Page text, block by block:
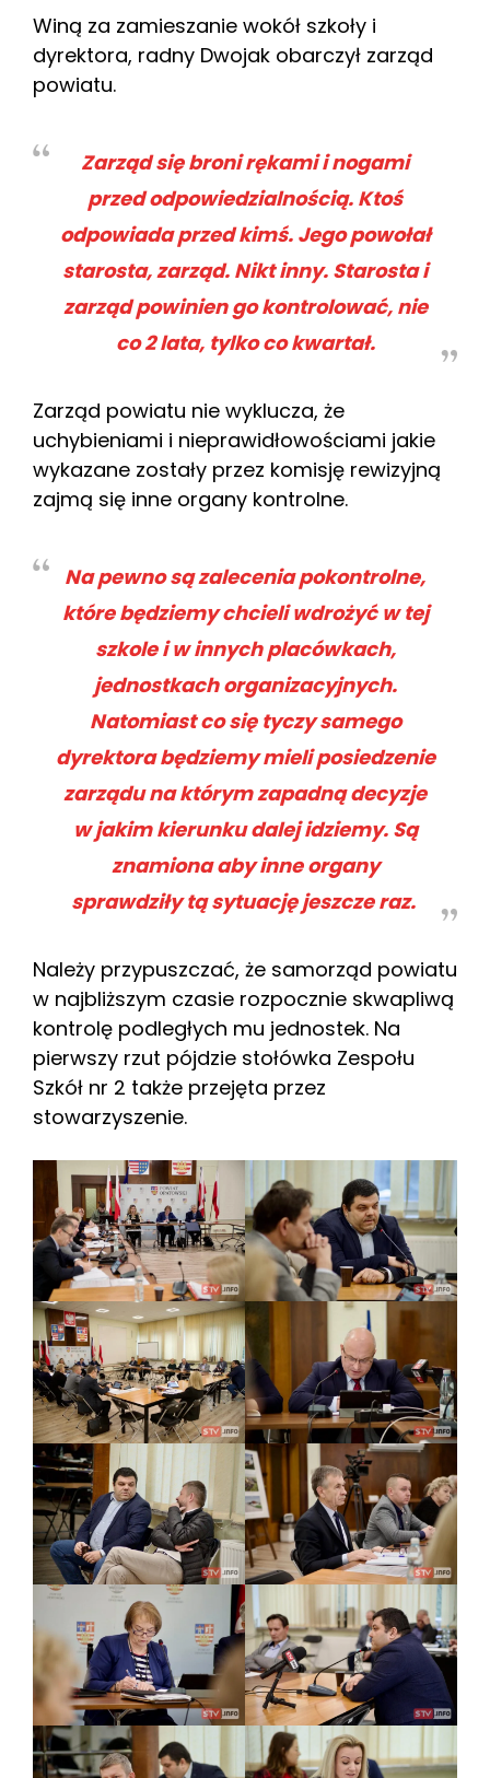
Winą za zamieszanie wokół szkoły i
dyrektora, radny Dwojak obarczył zarząd
powiatu.
Zarząd się broni rękami i nogami
przed odpowiedzialnością. Ktoś
odpowiada przed kimś. Jego powołał
starosta, zarząd. Nikt inny. Starosta i
zarząd powinien go kontrolować, nie
co 2 lata, tylko co kwartał.
Zarząd powiatu nie wyklucza, że
uchybieniami i nieprawidłowościami jakie
wykazane zostały przez komisję rewizyjną
zajmą się inne organy kontrolne.
Na pewno są zalecenia pokontrolne,
które będziemy chcieli wdrożyć w tej
szkole i w innych placówkach,
jednostkach organizacyjnych.
Natomiast co się tyczy samego
dyrektora będziemy mieli posiedzenie
zarządu na którym zapadną decyzje
w jakim kierunku dalej idziemy. Są
znamiona aby inne organy
sprawdziły tą sytuację jeszcze raz.
Należy przypuszczać, że samorząd powiatu
w najbliższym czasie rozpocznie skwapliwą
kontrolę podległych mu jednostek. Na
pierwszy rzut pójdzie stołówka Zespołu
Szkół nr 2 także przejęta przez
stowarzyszenie.